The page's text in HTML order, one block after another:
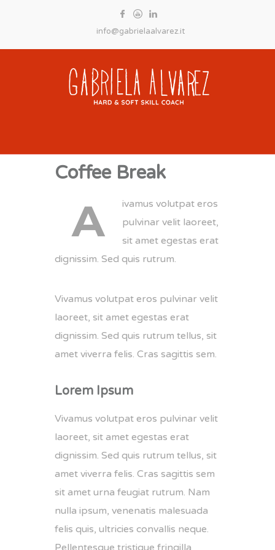
info@gabrielaalvarez.it
Coffee Break
A
ivamus volutpat eros
pulvinar velit laoreet,
sit amet egestas erat
dignissim. Sed quis rutrum.
Vivamus volutpat eros pulvinar velit
laoreet, sit amet egestas erat
dignissim. Sed quis rutrum tellus, sit
amet viverra felis. Cras sagittis sem.
Lorem Ipsum
Vivamus volutpat eros pulvinar velit
laoreet, sit amet egestas erat
dignissim. Sed quis rutrum tellus, sit
amet viverra felis. Cras sagittis sem
sit amet urna feugiat rutrum. Nam
nulla ipsum, venenatis malesuada
felis quis, ultricies convallis neque.
Pellentesque tristique fringilla